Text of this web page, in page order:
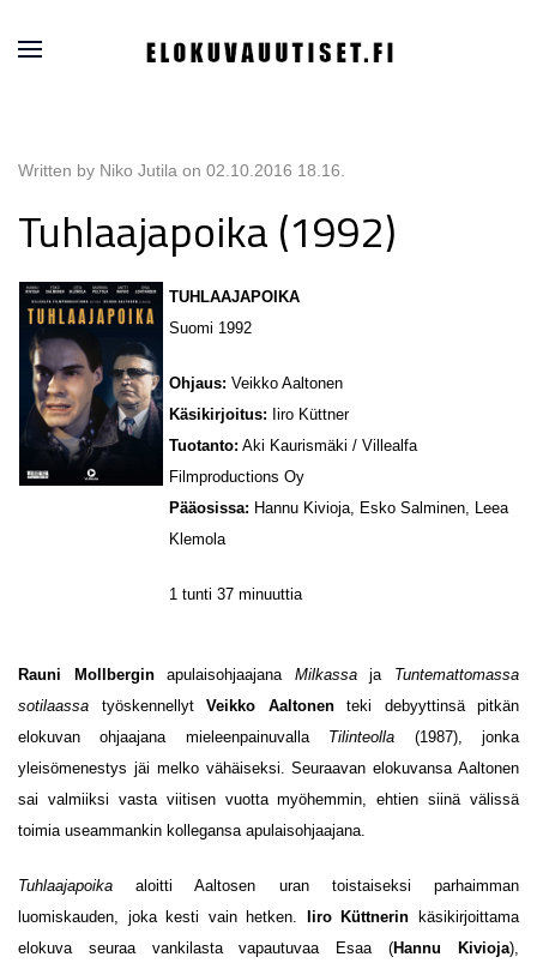
Written by Niko Jutila on 02.10.2016 18.16
Tuhlaajapoika (1992)
TUHLAAJAPOIKA
Suomi 1992
Ohjaus: Veikko Aaltonen
Käsikirjoitus: Iiro Küttner
Tuotanto: Aki Kaurismäki / Villealfa
Filmproductions Oy
Pääosissa: Hannu Kivioja, Esko Salminen, Leea
Klemola
1 tunti 37 minuuttia
Rauni Mollberginapulaisohjaajana Milkassaja Tuntemattomassa
sotilaassa työskennellyt Veikko Aaltonenteki debyyttinsä pitkän
elokuvan ohjaajana mieleenpainuvalla Tilinteolla (1987), jonka
yleisömenestys jäi melko vähäiseksi. Seuraavan elokuvansa Aaltonen
sai valmiiksi vasta viitisen vuotta myöhemmin, ehtien siinä välissä
toimia useammankin kollegansa apulaisohjaajana.
Tuhlaajapoika aloitti Aaltosen uran toistaiseksi parhaimman
luomiskauden, joka kesti vain hetken.
Iiro Küttnerin käsikirjoittama
elokuva seuraa vankilasta vapautuvaa Esaa (Hannu Kivioja),